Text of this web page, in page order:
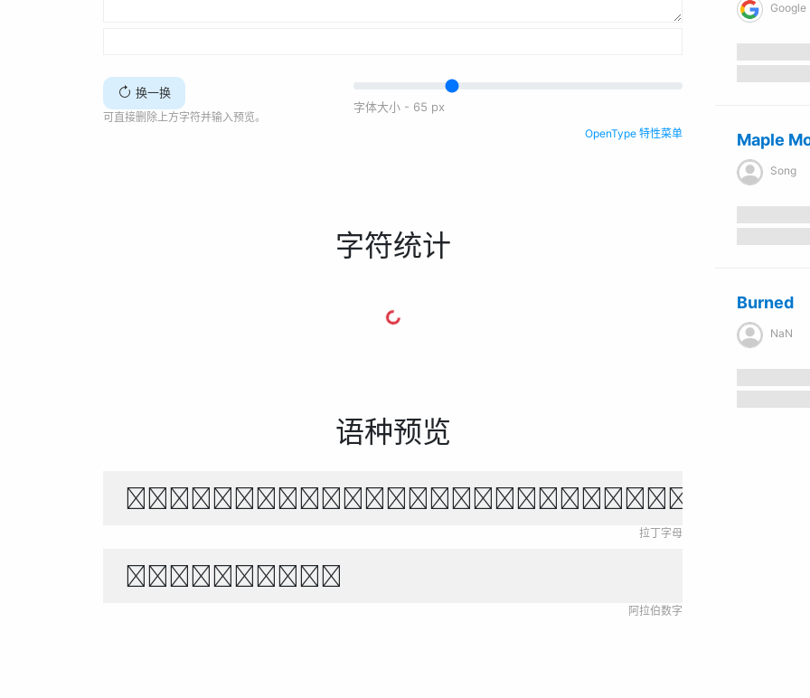
换一换
可直接删除上方字符并输入预览。
字体大小 - 65 px
OpenType 特性菜单
字符统计
语种预览
The quick brown fox jumps over
拉丁字母
1234567890
阿拉伯数字
Google
Maple
Song
Burned
NaN